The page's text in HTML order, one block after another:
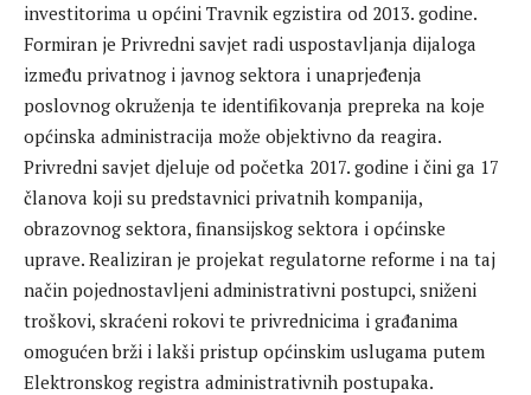
investitorima u općini Travnik egzistira od 2013. godine.
Formiran je Privredni savjet radi uspostavljanja dijaloga
između privatnog i javnog sektora i unaprjeđenja
poslovnog okruženja te identifikovanja prepreka na koje
općinska administracija može objektivno da reagira.
Privredni savjet djeluje od početka 2017. godine i čini ga 17
članova koji su predstavnici privatnih kompanija,
obrazovnog sektora, finansijskog sektora i općinske
upravе. Realiziran je projekat regulatorne reforme i na taj
način pojednostavljeni administrativni postupci, sniženi
troškovi, skraćeni rokovi te privrednicima i građanima
omogućen brži i lakši pristup općinskim uslugama putem
Elektronskog registra administrativnih postupaka.